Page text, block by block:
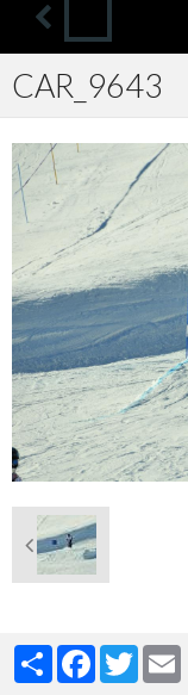
CAR_9643
PartagerFacebook
Twitter